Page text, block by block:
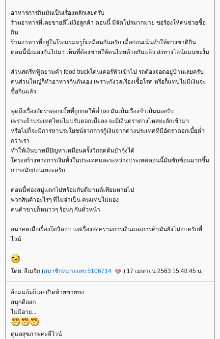
อาหารการกินมันเป็นเรื่องหลักเลยครับ
ร้านอาหารที่เคยขายดีไม่ง้อลูกค้า ตอนนี้ มีจัดโปรมากมาย ขอร้องให้คนช่วยซื้อ
กิน
ร้านอาหารที่อยู่ในโรงแรมหรูก็เหมือนกันครับ เมื่อก่อนเน้นทำให้ต่างชาติกิน
ตอนนี้นั่งมองกันไปมา เห็นที่ต้องขายให้คนไทยด้วยกันแล้ว ส่งทางไลน์แมนซะงั้น
ส่วนสตรีทฟู้ดยามค่ำ food truckโดนเคอร์ฟิวเข้าไป รถต้องจอดอยู่บ้านเลยครับ
คนส่วนใหญ่ก็ทำอาหารกินกันเอง เพราะกังวลเรื่องเชื้อโรค หรือก็แทบไม่มีเงินจะ
ซื้อกินแล้ว
พูดถึงเรื่องอัตราดอกเบี้ยที่ถูกกดให้ต่ำลง มันเป็นเรื่องจำเป็นนะครับ
เพราะถ้าประเทศไทยไม่ปรับดอกเบี้ยลง จะมีเงินตราต่างไหลทะลักเข้ามา
หรือไม่ก็จะมีการหาประโยชน์จากการกู้เงินจากต่างประเทศที่มีอัตราดอกเบี้ยต่ำ
กว่าเรา
ทำให้เงินบาทมีปัญหาเหมือนครั้งวิกฤตต้มยำกุ้งได้
ครงสร้างทางการเงินทั้งในประเทศและระหว่างประเทศตอนนี้มันซับซ้อนมากขึ้น
กว่าสมัยก่อนเยอะครับ
ตอนนี้ฟองสบู่แตกไปพร้อมกับดีมานด์เทียมหายไป
พวกสินค้าอะไรๆ ที่ไม่จำเป็น คนแทบไม่มอง
คนค้าขายก็หนาวๆ ร้อนๆ กันทั่วหน้า
อนาคตเมื่อเรื่องโควิดจบ แต่เรื่องสงครามการเงินและการค้ามันยังไม่จบครับพี่
ไวน์
ดย: สีเมจิก (สมาชิกหมายเลข 5106714 ) 17 เมษายน 2563 15:48:45 น.
อ้อมแอ้มก็เคยเปิดท้ายขายขง
สนุกดีออก
ไม่มีอาย...
ดูแลสุขภาพค่ะพี่ไวน์